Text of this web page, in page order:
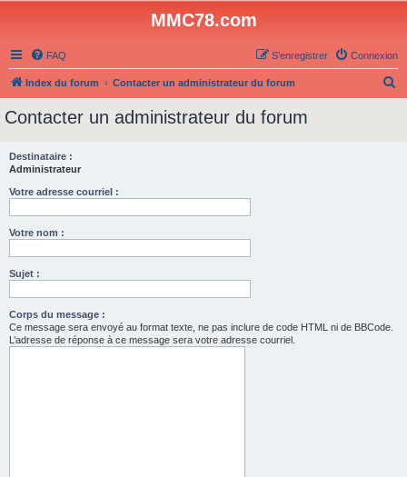
MMC78.com
FAQ Connexion
S’enregistrer
Index du forum Contacter un administrateur du forum
Contacter un administrateur du forum
Destinataire :
Administrateur
Votre adresse courriel :
Votre nom :
Sujet :
Corps du message :
Ce message sera envoyé au format texte, ne pas inclure de code HTML ni de BBCode.
L’adresse de réponse à ce message sera votre adresse courriel.